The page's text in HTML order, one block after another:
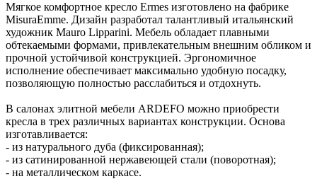
Мягкое комфортное кресло Ermes изготовлено на фабрике
MisuraEmme. Дизайн разработал талантливый итальянский
художник Mauro Lipparini. Мебель обладает плавными
обтекаемыми формами, привлекательным внешним обликом и
прочной устойчивой конструкцией. Эргономичное
исполнение обеспечивает максимально удобную посадку,
позволяющую полностью расслабиться и отдохнуть.
В салонах элитной мебели ARDEFO можно приобрести
кресла в трех различных вариантах конструкции. Основа
изготавливается:
- из натурального дуба (фиксированная);
- из сатинированной нержавеющей стали (поворотная);
- на металлическом каркасе.